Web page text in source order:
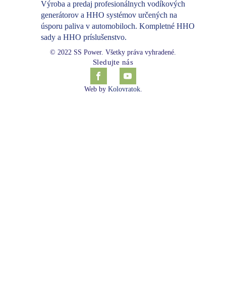
Výroba a predaj profesionálnych vodíkových
generátorov a HHO systémov určených na
úsporu paliva v automobiloch. Kompletné HHO
sady a HHO príslušenstvo.
© 2022 SS Power. Všetky práva vyhradené.
Sledujte nás
Web by Kolovratok.